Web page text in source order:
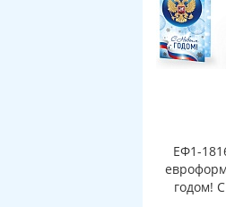
ЕФ1-
годом!